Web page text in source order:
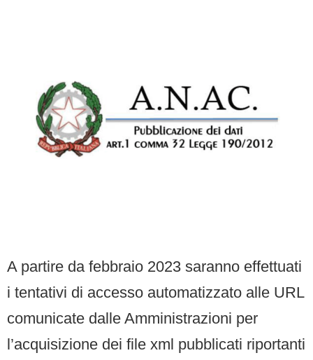
A partire da febbraio 2023 saranno effettuati
i tentativi di accesso automatizzato alle URL
comunicate dalle Amministrazioni per
l’acquisizione dei file xml pubblicati riportanti